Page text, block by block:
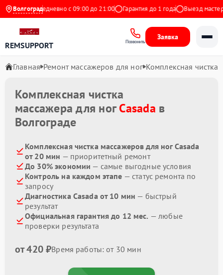
Волгоград
Ежедневно с 09:00 до 21:00 Гарантия до 1 года Выезд мастера
REMSUPPORT Позвонить
Заявка
Главная Ремонт массажеров для ног Комплексная чистка
Комплексная чистка
массажера для ногCasada в
Волгограде
Комплексная чистка массажеров для ног Casada
от 20 мин — приоритетный ремонт
До 30% экономии — самые выгодные условия
Контроль на каждом этапе — статус ремонта по
запросу
Диагностика Casada от 10 мин — быстрый
результат
Официальная гарантия до 12 мес. — любые
проверки результата
от 420 ₽Время работы: от 30 мин